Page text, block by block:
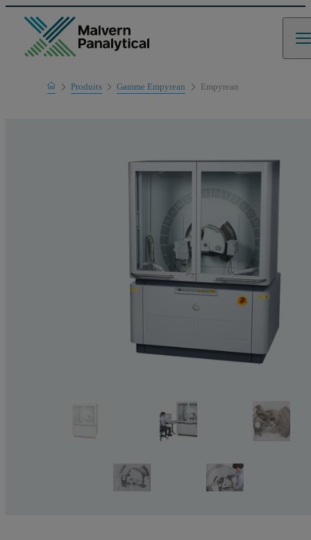
HomeProduits
Gamme de produits
Gamme Empyrean Empyrean